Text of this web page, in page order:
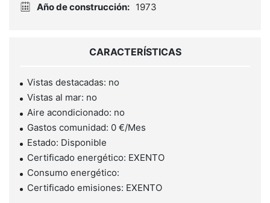
Año de construcción: 1973
CARACTERÍSTICAS
Vistas destacadas: no
Vistas al mar: no
Aire acondicionado: no
Gastos comunidad: 0 €/Mes
Estado: Disponible
Certificado energético: EXENTO
Consumo energético:
Certificado emisiones: EXENTO